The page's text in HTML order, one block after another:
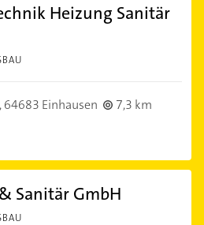
Heizung Sanitär
64683 Einhausen
7,3 km
Sanitär GmbH